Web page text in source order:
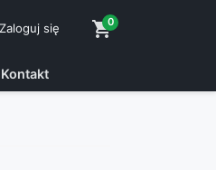
Zaloguj się shopping_cart
0
Kontakt